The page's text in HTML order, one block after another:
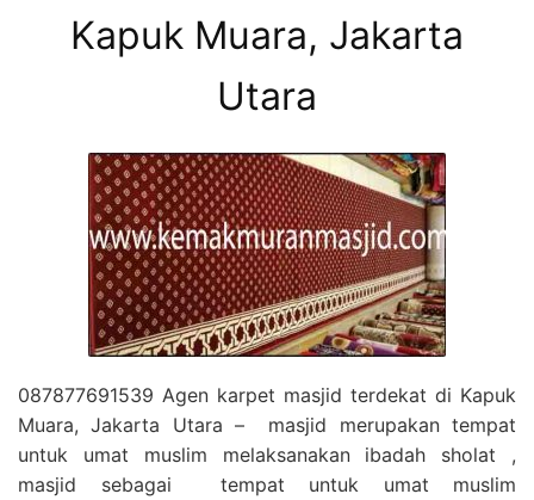
Kapuk Muara, Jakarta
Utara
087877691539 Agen karpet masjid terdekat di Kapuk
Muara, Jakarta Utara – masjid merupakan tempat
untuk umat muslim melaksanakan ibadah sholat ,
masjid sebagai tempat untuk umat muslim